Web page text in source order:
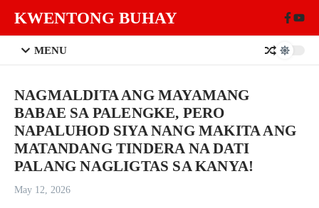
KWENTONG BUHAY
MENU
NAGMALDITA ANG MAYAMANG
BABAE SA PALENGKE, PERO
NAPALUHOD SIYA NANG MAKITA ANG
MATANDANG TINDERA NA DATI
PALANG NAGLIGTAS SA KANYA!
May 12, 2026